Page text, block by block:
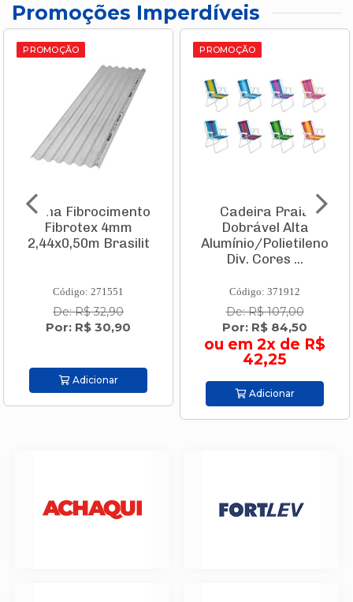
Promoções Imperdíveis
PROMOÇÃO
Telha Fibrocimento
Fibrotex 4mm
2,44x0,50m Brasilit
Código: 271551
De: R$ 32,90
Por: R$ 30,90
Adicionar
PROMOÇÃO
Cadeira Praia
Dobrável Alta
Alumínio/Polietileno
Div. Cores ...
Código: 371912
De: R$ 107,00
Por: R$ 84,50
ou em 2x de R$
42,25
Adicionar